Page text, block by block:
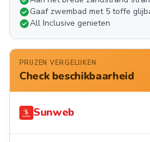
check_circleGaaf zwembad met 5 toffe
check_circleAll Inclusive genieten
PRIJZEN VERGELIJKEN
Check beschikbaarheid
Sunweb